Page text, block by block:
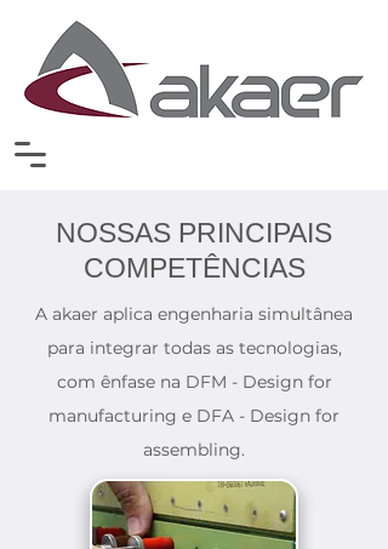
NOSSAS PRINCIPAIS
COMPETÊNCIAS
A akaer aplica engenharia simultânea
para integrar todas as tecnologias,
com ênfase na DFM - Design for
manufacturing e DFA - Design for
assembling.